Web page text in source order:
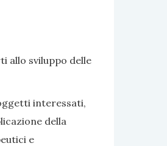
allo sviluppo delle
interessati,
della
e